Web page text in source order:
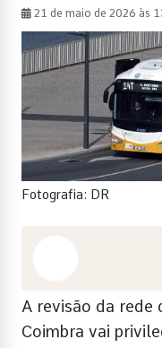
21 de maio de 2026 às
Fotografia: DR
A revisão da rede
Coimbra vai